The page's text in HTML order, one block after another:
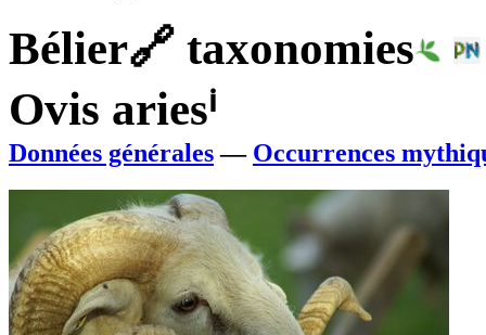
Bélier🔗 taxonomies
Ovis ariesⁱ
Données générales— Occurrences